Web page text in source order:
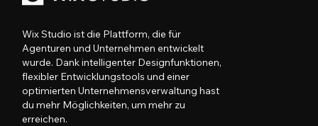
Wix Studio ist die Plattform, die für
Agenturen und Unternehmen entwickelt
wurde. Dank intelligenter Designfunktionen,
flexibler Entwicklungstools und einer
optimierten Unternehmensverwaltung hast
du mehr Möglichkeiten, um mehr zu
erreichen.